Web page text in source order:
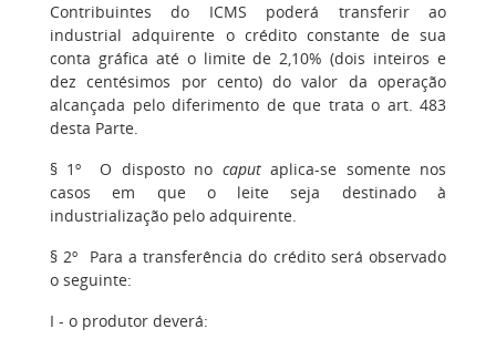
Contribuintes do ICMS poderá transferir ao
industrial adquirente o crédito constante de sua
conta gráfica até o limite de 2,10% (dois inteiros e
dez centésimos por cento) do valor da operação
alcançada pelo diferimento de que trata o art. 483
desta Parte.
§ 1º O disposto no caputaplica-se somente nos
casos em que o leite seja destinado à
industrialização pelo adquirente.
§ 2º Para a transferência do crédito será observado
o seguinte:
I - o produtor deverá: